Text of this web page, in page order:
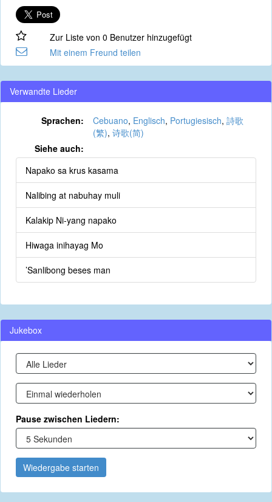
Zur Liste von 0 Benutzer hinzugefügt
Mit einem Freund teilen
Verwandte Lieder
Sprachen: Cebuano, Englisch, Portugiesisch, 詩歌
(繁), 诗歌(简)
Siehe auch:
Napako sa krus kasama
Nalibing at nabuhay muli
Kalakip Ni-yang napako
Hiwaga inihayag Mo
’Sanlibong beses man
Jukebox
Pause zwischen Liedern:
Wiedergabe starten